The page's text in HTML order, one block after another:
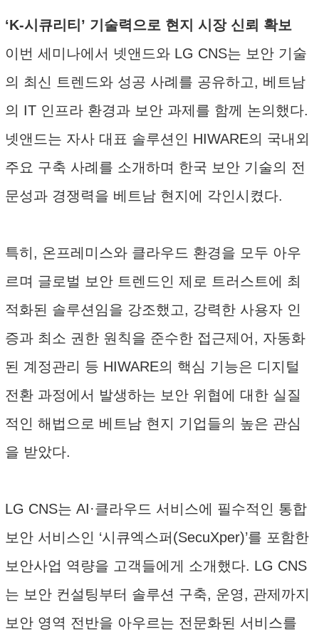
‘K-시큐리티’ 기술력으로 현지 시장 신뢰 확보
이번 세미나에서 넷앤드와 LG CNS는 보안 기술
의 최신 트렌드와 성공 사례를 공유하고, 베트남
의 IT 인프라 환경과 보안 과제를 함께 논의했다.
넷앤드는 자사 대표 솔루션인 HIWARE의 국내외
주요 구축 사례를 소개하며 한국 보안 기술의 전
문성과 경쟁력을 베트남 현지에 각인시켰다.
특히, 온프레미스와 클라우드 환경을 모두 아우
르며 글로벌 보안 트렌드인 제로 트러스트에 최
적화된 솔루션임을 강조했고, 강력한 사용자 인
증과 최소 권한 원칙을 준수한 접근제어, 자동화
된 계정관리 등 HIWARE의 핵심 기능은 디지털
전환 과정에서 발생하는 보안 위협에 대한 실질
적인 해법으로 베트남 현지 기업들의 높은 관심
을 받았다.
LG CNS는 AI·클라우드 서비스에 필수적인 통합
보안 서비스인 ‘시큐엑스퍼(SecuXper)’를 포함한
보안사업 역량을 고객들에게 소개했다. LG CNS
는 보안 컨설팅부터 솔루션 구축, 운영, 관제까지
보안 영역 전반을 아우르는 전문화된 서비스를